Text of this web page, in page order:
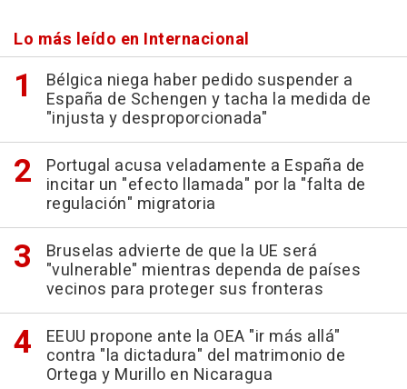
Lo más leído en Internacional
Bélgica niega haber pedido suspender a
España de Schengen y tacha la medida de
"injusta y desproporcionada"
Portugal acusa veladamente a España de
incitar un "efecto llamada" por la "falta de
regulación" migratoria
Bruselas advierte de que la UE será
"vulnerable" mientras dependa de países
vecinos para proteger sus fronteras
EEUU propone ante la OEA "ir más allá"
contra "la dictadura" del matrimonio de
Ortega y Murillo en Nicaragua